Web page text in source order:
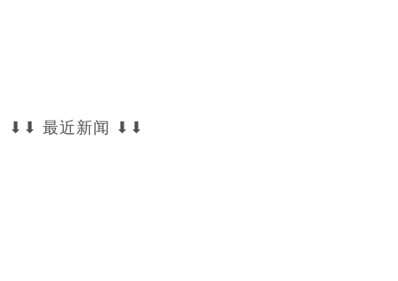
⬇⬇ 最近新闻 ⬇⬇